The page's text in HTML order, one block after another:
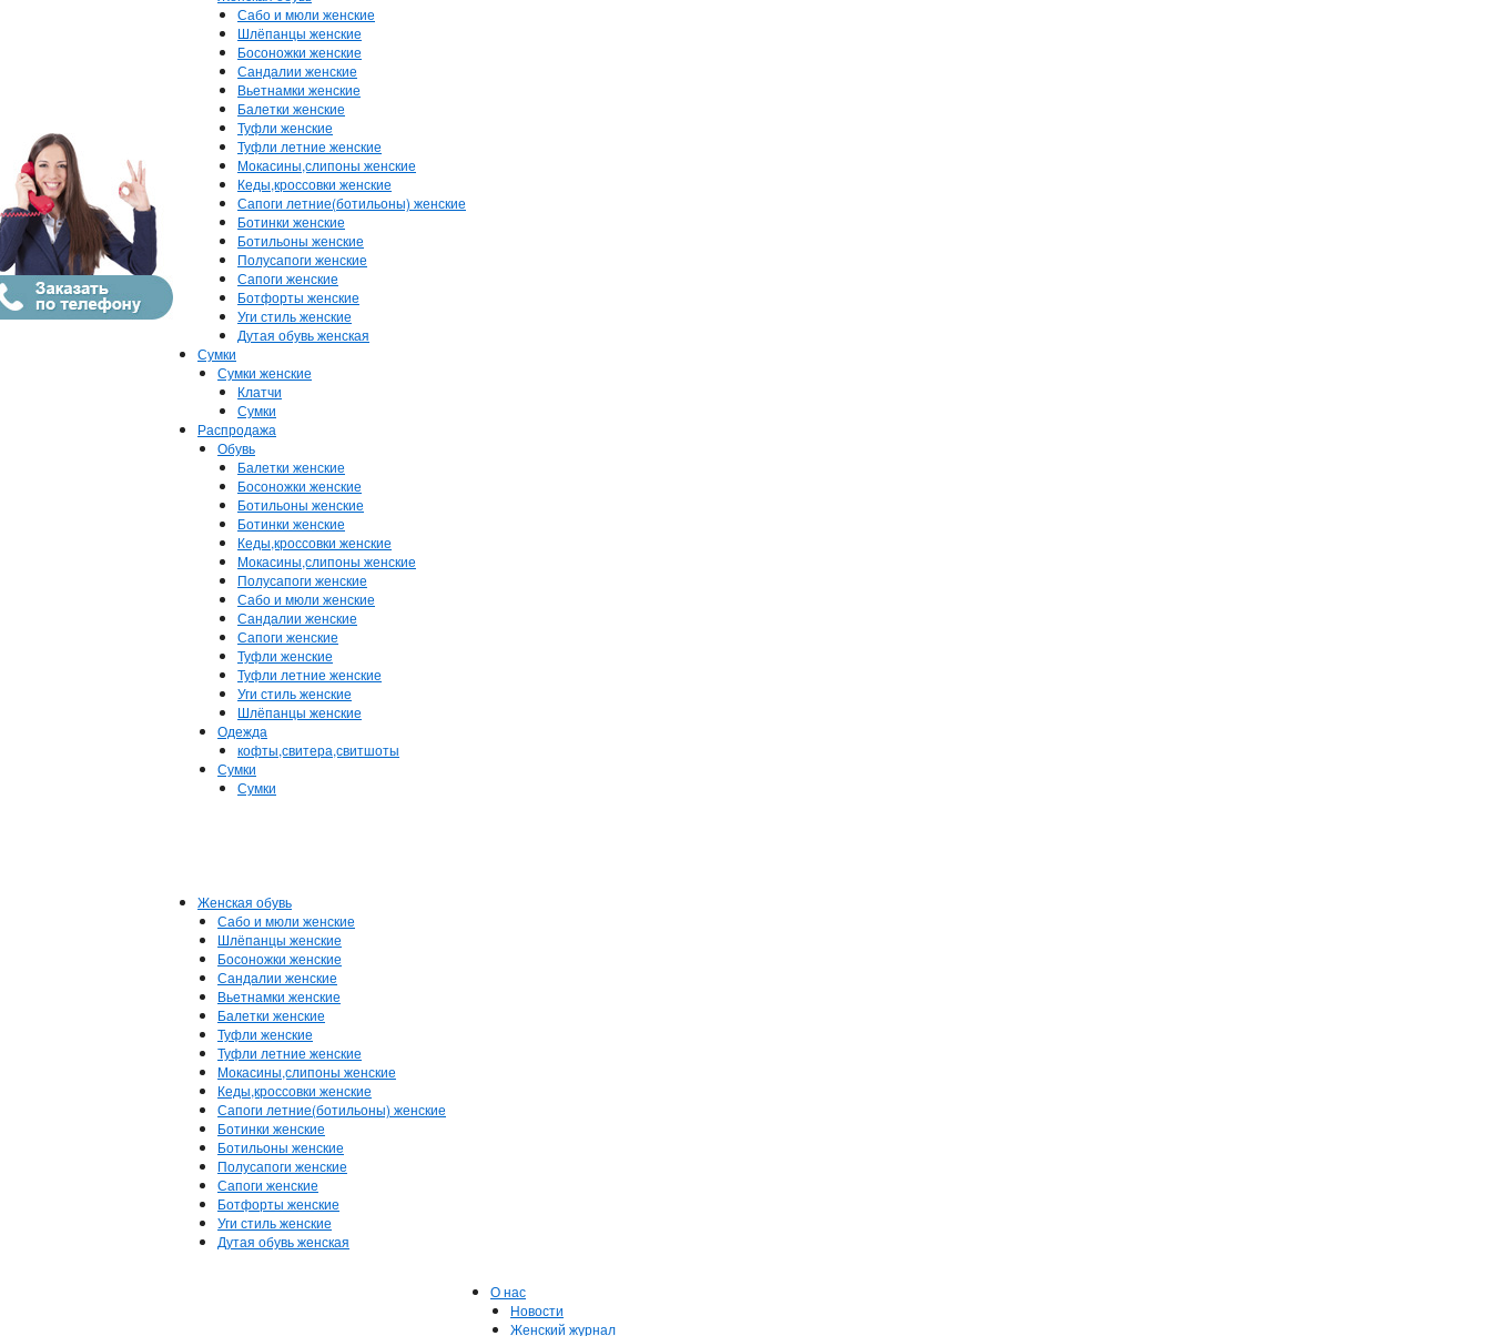
Сабо и мюли женские
Шлёпанцы женские
Босоножки женские
Сандалии женские
Вьетнамки женские
Балетки женские
Туфли женские
Туфли летние женские
Мокасины,слипоны женские
Кеды,кроссовки женские
Сапоги летние(ботильоны) женские
Ботинки женские
Ботильоны женские
Полусапоги женские
Сапоги женские
Ботфорты женские
Уги стиль женские
Дутая обувь женская
Сумки
Сумки женские
Клатчи
Сумки
Распродажа
Обувь
Балетки женские
Босоножки женские
Ботильоны женские
Ботинки женские
Кеды,кроссовки женские
Мокасины,слипоны женские
Полусапоги женские
Сабо и мюли женские
Сандалии женские
Сапоги женские
Туфли женские
Туфли летние женские
Уги стиль женские
Шлёпанцы женские
Одежда
кофты,свитера,свитшоты
Сумки
Сумки
Женская обувь
Сабо и мюли женские
Шлёпанцы женские
Босоножки женские
Сандалии женские
Вьетнамки женские
Балетки женские
Туфли женские
Туфли летние женские
Мокасины,слипоны женские
Кеды,кроссовки женские
Сапоги летние(ботильоны) женские
Ботинки женские
Ботильоны женские
Полусапоги женские
Сапоги женские
Ботфорты женские
Уги стиль женские
Дутая обувь женская
О нас
Новости
Женский журнал